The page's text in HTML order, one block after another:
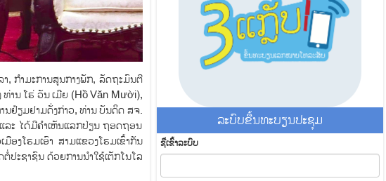
, ກຳມະການສູນກາງພັກ, ລັດຖະມົນຕີ
ານ ໂຮ່ ວັນ ເມີຍ (Hồ Văn Mười),
ານຢ້ຽມຢາມດັ່ງກ່າວ, ທ່ານ ບັນດິດ ສຈ.
ລະ ໄດ້ມີຄຳເຫັນແລກປ່ຽນ ຖອດຖອນ
ອງໂຮມເອົາ ສາມແຂວງໂຮມເຂົ້າກັນ
ປະຊາຊົນ ດ້ວຍການນຳໃຊ້ເຕັກໂນໂລ
ລະ​ບົບ​ຂື້ນ​ທະ​ບຽນ​ປະ​ຊຸມ
ຊື່​ເຂົ້າ​ລະ​ບົບ